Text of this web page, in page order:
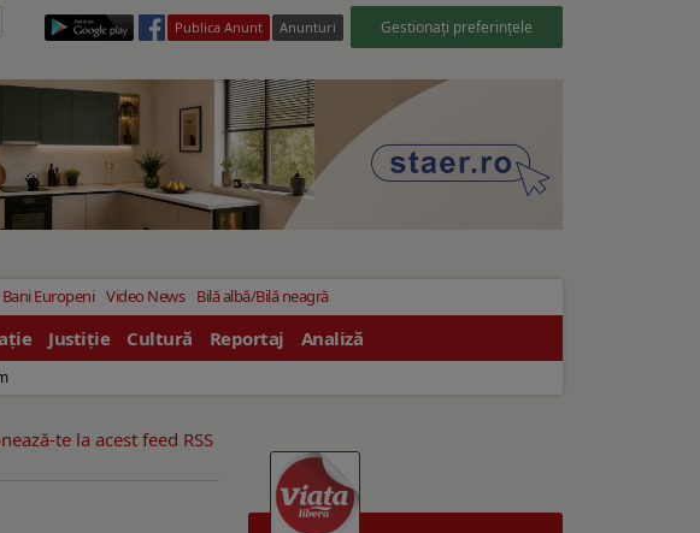
Publica Anunt Anunturi Gestionați preferințele
Bani Europeni Video News Bilă albă/Bilă neagră
Justiție Cultură Reportaj Analiză
te la acest feed RSS